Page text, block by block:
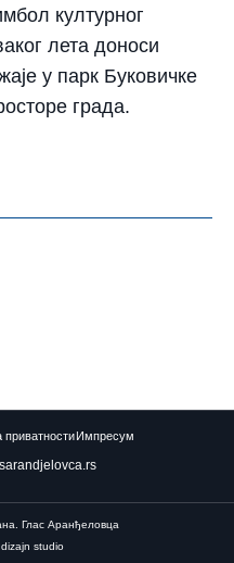
културног
лета доноси
у парк Буковичке
града.
приватности Импресум
Глас Аранђеловца
studio